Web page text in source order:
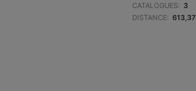
CATALOGUES: 3
DISTANCE: